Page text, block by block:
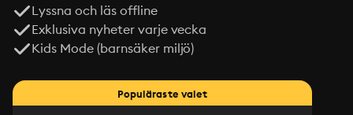
Lyssna och läs offline
Exklusiva nyheter varje vecka
Kids Mode (barnsäker miljö)
Populäraste valet